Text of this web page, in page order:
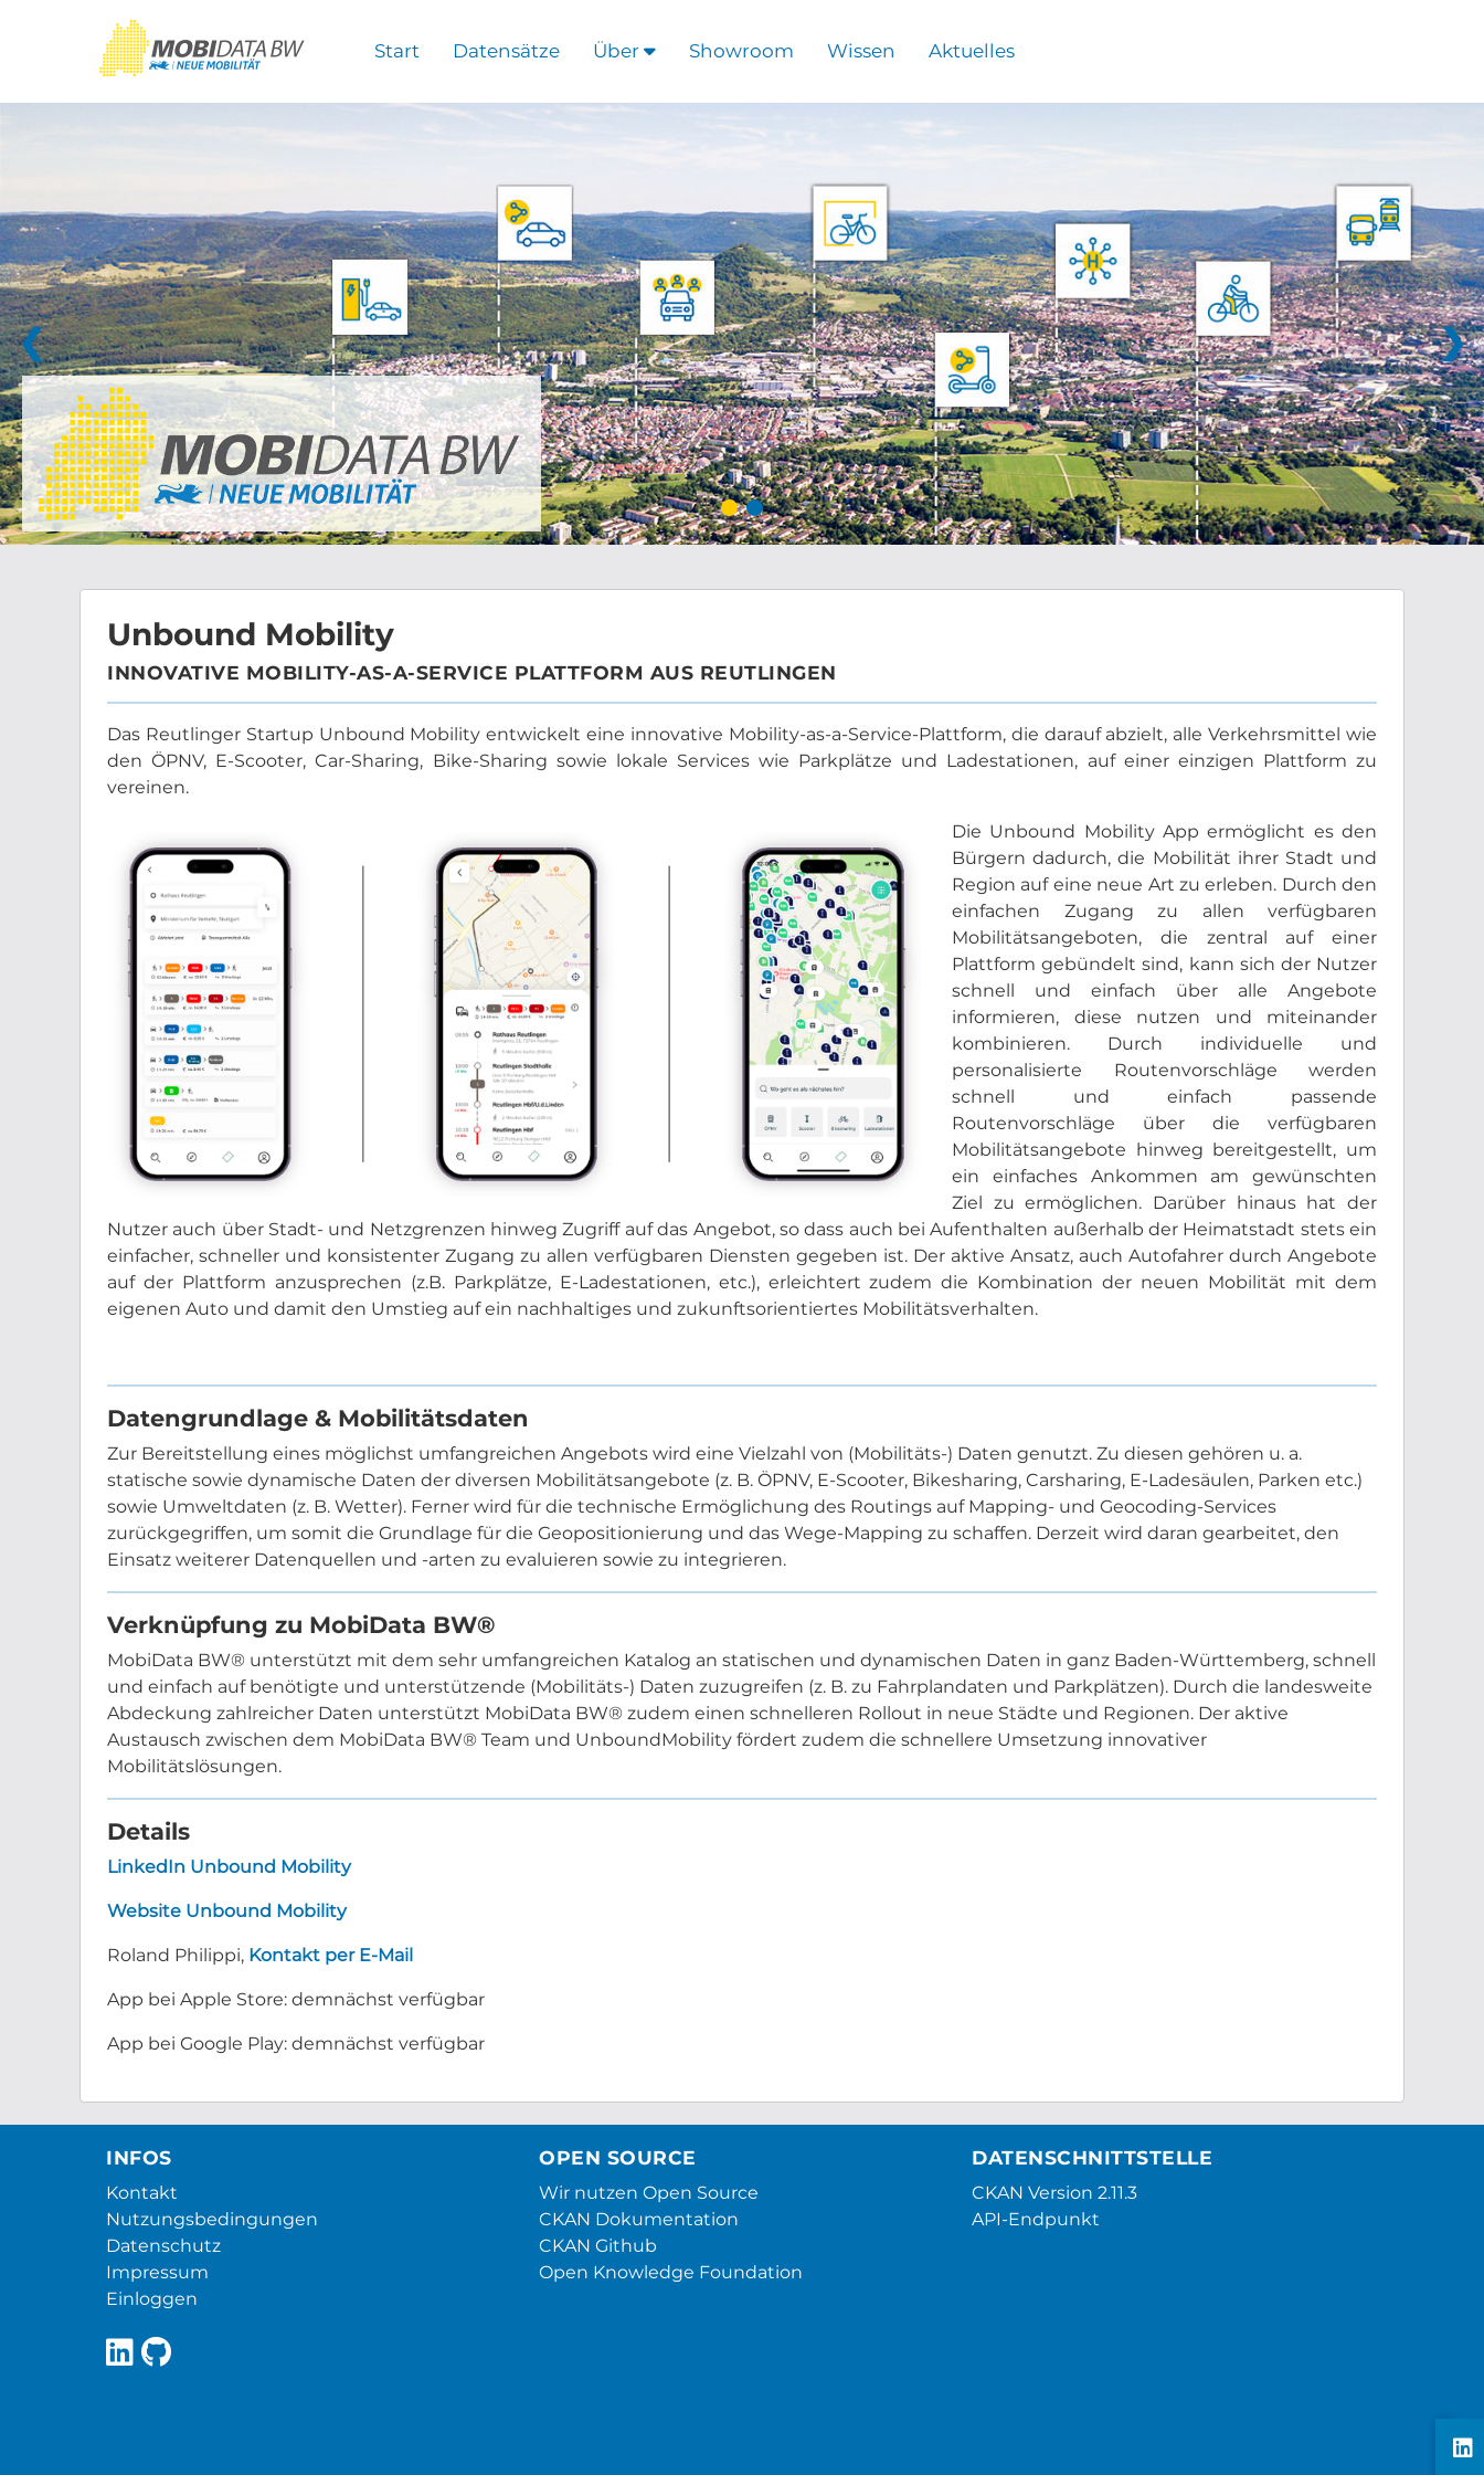
Start Datensätze Über Showroom Wissen Aktuelles
❮ ❯
Unbound Mobility
INNOVATIVE MOBILITY-AS-A-SERVICE PLATTFORM AUS REUTLINGEN
Das Reutlinger Startup Unbound Mobility entwickelt eine innovative Mobility-as-a-Service-Plattform, die darauf abzielt, alle Verkehrsmittel wie
den ÖPNV, E-Scooter, Car-Sharing, Bike-Sharing sowie lokale Services wie Parkplätze und Ladestationen, auf einer einzigen Plattform zu
vereinen.
Die Unbound Mobility App ermöglicht es den
Bürgern dadurch, die Mobilität ihrer Stadt und
Region auf eine neue Art zu erleben. Durch den
einfachen Zugang zu allen verfügbaren
Mobilitätsangeboten, die zentral auf einer
Plattform gebündelt sind, kann sich der Nutzer
schnell und einfach über alle Angebote
informieren, diese nutzen und miteinander
kombinieren. Durch individuelle und
personalisierte Routenvorschläge werden
schnell und einfach passende
Routenvorschläge über die verfügbaren
Mobilitätsangebote hinweg bereitgestellt, um
ein einfaches Ankommen am gewünschten
Ziel zu ermöglichen. Darüber hinaus hat der
Nutzer auch über Stadt- und Netzgrenzen hinweg Zugriff auf das Angebot, so dass auch bei Aufenthalten außerhalb der Heimatstadt stets ein
einfacher, schneller und konsistenter Zugang zu allen verfügbaren Diensten gegeben ist. Der aktive Ansatz, auch Autofahrer durch Angebote
auf der Plattform anzusprechen (z.B. Parkplätze, E-Ladestationen, etc.), erleichtert zudem die Kombination der neuen Mobilität mit dem
eigenen Auto und damit den Umstieg auf ein nachhaltiges und zukunftsorientiertes Mobilitätsverhalten.
Datengrundlage & Mobilitätsdaten
Zur Bereitstellung eines möglichst umfangreichen Angebots wird eine Vielzahl von (Mobilitäts-) Daten genutzt. Zu diesen gehören u. a.
statische sowie dynamische Daten der diversen Mobilitätsangebote (z. B. ÖPNV, E-Scooter, Bikesharing, Carsharing, E-Ladesäulen, Parken etc.)
sowie Umweltdaten (z. B. Wetter). Ferner wird für die technische Ermöglichung des Routings auf Mapping- und Geocoding-Services
zurückgegriffen, um somit die Grundlage für die Geopositionierung und das Wege-Mapping zu schaffen. Derzeit wird daran gearbeitet, den
Einsatz weiterer Datenquellen und -arten zu evaluieren sowie zu integrieren.
Verknüpfung zu MobiData BW®
MobiData BW® unterstützt mit dem sehr umfangreichen Katalog an statischen und dynamischen Daten in ganz Baden-Württemberg, schnell
und einfach auf benötigte und unterstützende (Mobilitäts-) Daten zuzugreifen (z. B. zu Fahrplandaten und Parkplätzen). Durch die landesweite
Abdeckung zahlreicher Daten unterstützt MobiData BW® zudem einen schnelleren Rollout in neue Städte und Regionen. Der aktive
Austausch zwischen dem MobiData BW® Team und UnboundMobility fördert zudem die schnellere Umsetzung innovativer
Mobilitätslösungen.
Details
LinkedIn Unbound Mobility
Website Unbound Mobility
Roland Philippi, Kontakt per E-Mail
App bei Apple Store: demnächst verfügbar
App bei Google Play: demnächst verfügbar
INFOS
Kontakt
Nutzungsbedingungen
Datenschutz
Impressum
Einloggen
OPEN SOURCE
Wir nutzen Open Source
CKAN Dokumentation
CKAN Github
Open Knowledge Foundation
DATENSCHNITTSTELLE
CKAN Version 2.11.3
API-Endpunkt